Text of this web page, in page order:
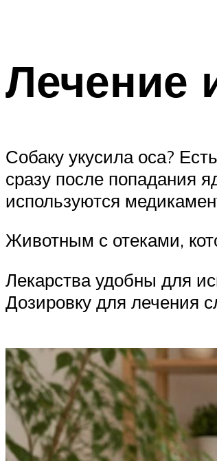
Лечение
Собаку укусила оса?
сразу после попадания
используются
Животным с отеками,
Лекарства удобны для
Дозировку для лечения